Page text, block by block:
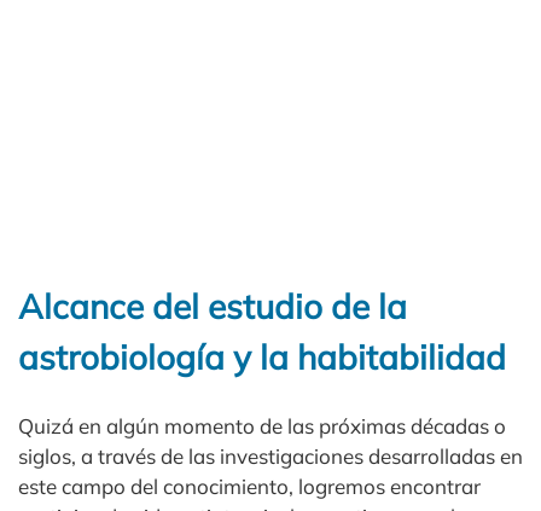
Alcance del estudio de la
astrobiología y la habitabilidad
Quizá en algún momento de las próximas décadas o
siglos, a través de las investigaciones desarrolladas en
este campo del conocimiento, logremos encontrar